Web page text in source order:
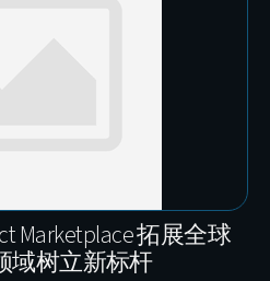
Marketplace 拓展全球
树立新标杆